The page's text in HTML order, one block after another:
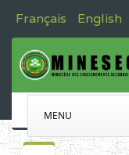
Français English
MENU